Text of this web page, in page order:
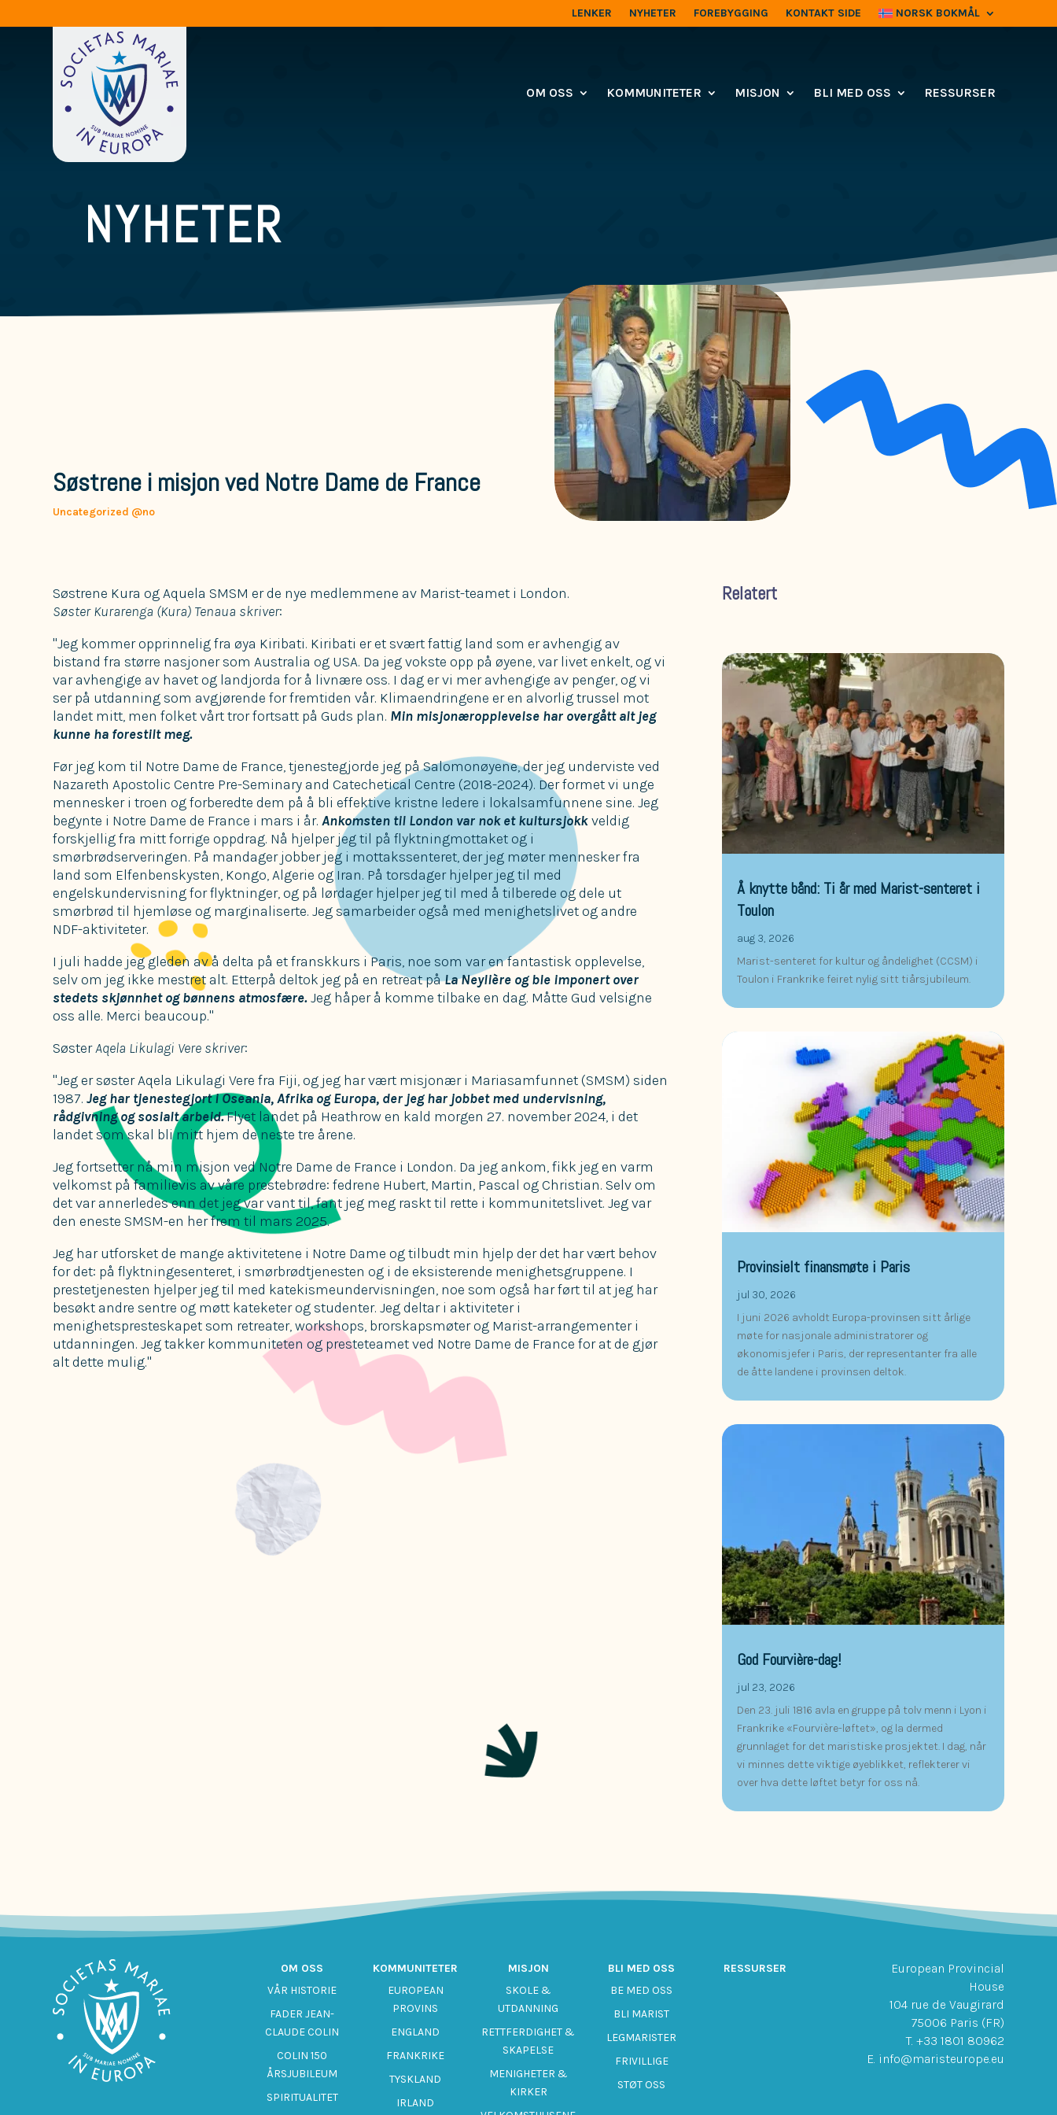
LENKER NYHETER FOREBYGGING KONTAKT SIDE NORSK BOKMÅL
OM OSS KOMMUNITETER MISJON BLI MED OSS RESSURSER
NYHETER
Søstrene i misjon ved Notre Dame de France
Uncategorized @no
Søstrene Kura og Aquela SMSM er de nye medlemmene av Marist-teamet i London.
Søster Kurarenga (Kura) Tenaua skriver:
"Jeg kommer opprinnelig fra øya Kiribati. Kiribati er et svært fattig land som er avhengig av
bistand fra større nasjoner som Australia og USA. Da jeg vokste opp på øyene, var livet enkelt, og vi
var avhengige av havet og landjorda for å livnære oss. I dag er vi mer avhengige av penger, og vi
ser på utdanning som avgjørende for fremtiden vår. Klimaendringene er en alvorlig trussel mot
landet mitt, men folket vårt tror fortsatt på Guds plan. Min misjonæropplevelse har overgått alt jeg
kunne ha forestilt meg.
Før jeg kom til Notre Dame de France, tjenestegjorde jeg på Salomonøyene, der jeg underviste ved
Nazareth Apostolic Centre Pre-Seminary and Catechetical Centre (2018-2024). Der formet vi unge
mennesker i troen og forberedte dem på å bli effektive kristne ledere i lokalsamfunnene sine. Jeg
begynte i Notre Dame de France i mars i år.Ankomsten til London var nok et kultursjokk veldig
forskjellig fra mitt forrige oppdrag. Nå hjelper jeg til på flyktningmottaket og i
smørbrødserveringen. På mandager jobber jeg i mottakssenteret, der jeg møter mennesker fra
land som Elfenbenskysten, Kongo, Algerie og Iran. På torsdager hjelper jeg til med
engelskundervisning for flyktninger, og på lørdager hjelper jeg til med å tilberede og dele ut
smørbrød til hjemløse og marginaliserte. Jeg samarbeider også med menighetslivet og andre
NDF-aktiviteter.
I juli hadde jeg gleden av å delta på et franskkurs i Paris, noe som var en fantastisk opplevelse,
selv om jeg ikke mestret alt. Etterpå deltok jeg på en retreat påLa Neylière og ble imponert over
stedets skjønnhet og bønnens atmosfære. Jeg håper å komme tilbake en dag. Måtte Gud velsigne
oss alle. Merci beaucoup."
SøsterAqela Likulagi Vere skriver:
"Jeg er søster Aqela Likulagi Vere fra Fiji, og jeg har vært misjonær i Mariasamfunnet (SMSM) siden
1987.Jeg har tjenestegjort i Oseania, Afrika og Europa, der jeg har jobbet med undervisning,
rådgivning og sosialt arbeid.Flyet landet på Heathrow en kald morgen 27. november 2024, i det
landet som skal bli mitt hjem de neste tre årene.
Jeg fortsetter nå min misjon ved Notre Dame de France i London. Da jeg ankom, fikk jeg en varm
velkomst på familievis av våre prestebrødre: fedrene Hubert, Martin, Pascal og Christian. Selv om
det var annerledes enn det jeg var vant til, fant jeg meg raskt til rette i kommunitetslivet. Jeg var
den eneste SMSM-en her frem til mars 2025.
Jeg har utforsket de mange aktivitetene i Notre Dame og tilbudt min hjelp der det har vært behov
for det: på flyktningesenteret, i smørbrødtjenesten og i de eksisterende menighetsgruppene. I
prestetjenesten hjelper jeg til med katekismeundervisningen, noe som også har ført til at jeg har
besøkt andre sentre og møtt kateketer og studenter. Jeg deltar i aktiviteter i
menighetspresteskapet som retreater, workshops, brorskapsmøter og Marist-arrangementer i
utdanningen. Jeg takker kommuniteten og presteteamet ved Notre Dame de France for at de gjør
alt dette mulig."
Relatert
Å knytte bånd: Ti år med Marist-senteret i
Toulon
aug 3, 2026
Marist-senteret for kultur og åndelighet (CCSM) i
Toulon i Frankrike feiret nylig sitt tiårsjubileum.
Provinsielt finansmøte i Paris
jul 30, 2026
I juni 2026 avholdt Europa-provinsen sitt årlige
møte for nasjonale administratorer og
økonomisjefer i Paris, der representanter fra alle
de åtte landene i provinsen deltok.
God Fourvière-dag!
jul 23, 2026
Den 23. juli 1816 avla en gruppe på tolv menn i Lyon i
Frankrike «Fourvière-løftet», og la dermed
grunnlaget for det maristiske prosjektet. I dag, når
vi minnes dette viktige øyeblikket, reflekterer vi
over hva dette løftet betyr for oss nå.
OM OSS
VÅR HISTORIE
FADER JEAN-
CLAUDE COLIN
COLIN 150
ÅRSJUBILEUM
SPIRITUALITET
KOMMUNITETER
EUROPEAN
PROVINS
ENGLAND
FRANKRIKE
TYSKLAND
IRLAND
MISJON
SKOLE &
UTDANNING
RETTFERDIGHET &
SKAPELSE
MENIGHETER &
KIRKER
BLI MED OSS
BE MED OSS
BLI MARIST
LEGMARISTER
FRIVILLIGE
STØT OSS
RESSURSER
European Provincial
House
104 rue de Vaugirard
75006 Paris (FR)
T. +33 1801 80962
E. info@maristeurope.eu